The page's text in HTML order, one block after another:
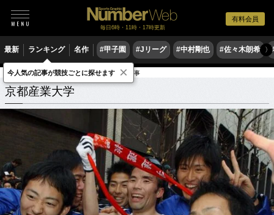
有料会員
毎日6時・11時・17時更新
最新 ランキング 名作 #甲子園 #Jリーグ #中村剛也 #佐々木朗希 〉
学校 京都府 京都産業大学 関連記事
京都産業大学
今人気の記事が競技ごとに探せます ×